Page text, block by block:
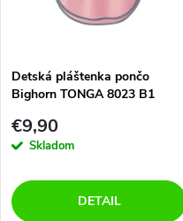
Detská pláštenka pončo
Bighorn TONGA 8023 B1
€9,90
Skladom
DETAIL